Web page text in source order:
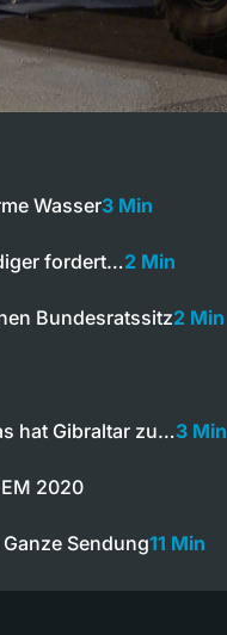
Wasser3 Min
fordert…2 Min
Bundesratssitz2 Min
hat Gibraltar zu…3 Min
2020
Sendung11 Min